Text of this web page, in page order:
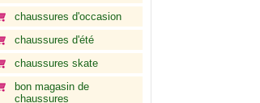
chaussures d'occasion
chaussures d'été
chaussures skate
bon magasin de
chaussures